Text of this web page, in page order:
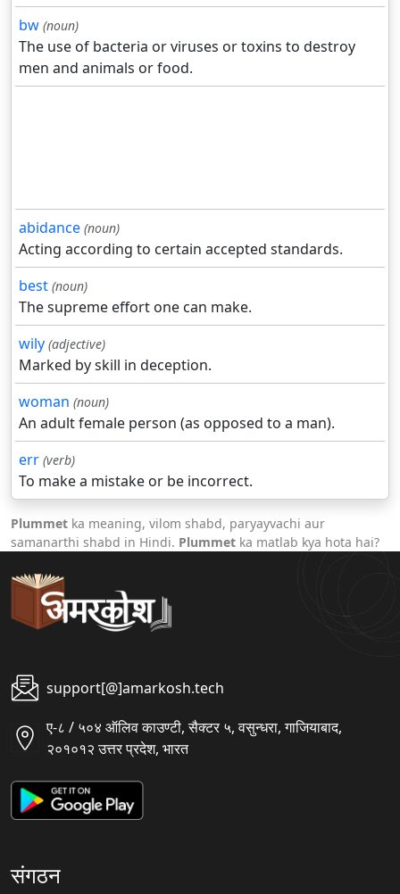
bw (noun)
The use of bacteria or viruses or toxins to destroy
men and animals or food.
abidance (noun)
Acting according to certain accepted standards.
best (noun)
The supreme effort one can make.
wily (adjective)
Marked by skill in deception.
woman (noun)
An adult female person (as opposed to a man).
err (verb)
To make a mistake or be incorrect.
Plummet ka meaning, vilom shabd, paryayvachi aur
samanarthi shabd in Hindi. Plummet ka matlab kya hota hai?
support[@]amarkosh.tech
ए-८ / ५०४ ऑलिव काउण्टी, सैक्टर ५, वसुन्धरा, गाजियाबाद,
२०१०१२ उत्तर प्रदेश, भारत
संगठन